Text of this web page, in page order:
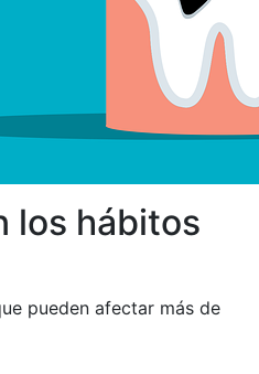
los hábitos
pueden afectar más de